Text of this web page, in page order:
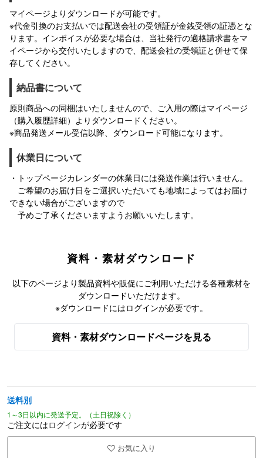
マイページよりダウンロードが可能です。
※代金引換のお支払いでは配送会社の受領証が金銭受領の証憑とな
ります。インボイスが必要な場合は、当社発行の適格請求書をマ
イページから交付いたしますので、配送会社の受領証と併せて保
存してください。
納品書について
原則商品への同梱はいたしませんので、ご入用の際はマイページ
（購入履歴詳細）よりダウンロードください。
※商品発送メール受信以降、ダウンロード可能になります。
休業日について
・トップページカレンダーの休業日には発送作業は行いません。
ご希望のお届け日をご選択いただいても地域によってはお届け
できない場合がございますので
予めご了承くださいますようお願いいたします。
資料・素材ダウンロード
以下のページより製品資料や販促にご利用いただける各種素材を
ダウンロードいただけます。
※ダウンロードにはログインが必要です。
資料・素材ダウンロードページを見る
送料別
1～3日以内に発送予定。（土日祝除く）
ご注文にはログインが必要です
お気に入り